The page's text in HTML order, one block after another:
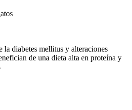
diabetes mellitus y alteraciones
de una dieta alta en proteína y